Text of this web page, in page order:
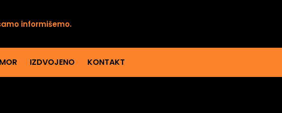
informišemo.
IZDVOJENO KONTAKT